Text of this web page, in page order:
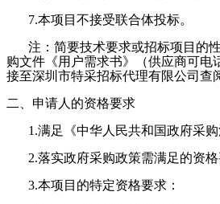
7.本项目不接受联合体投标。
注：简要技术要求或招标项目的
购文件《用户需求书》（供应商可电
接至深圳市特采招标代理有限公司查
二、申请人的资格要求
1.满足《中华人民共和国政府采
2.落实政府采购政策需满足的资
3.本项目的特定资格要求：